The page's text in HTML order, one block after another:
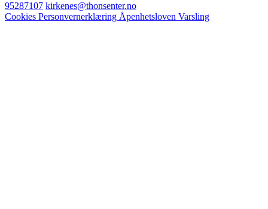
95287107 kirkenes@thonsenter.no
Cookies Personvernerklæring Åpenhetsloven Varsling